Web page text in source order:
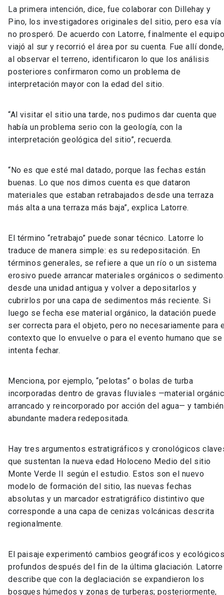
La primera intención, dice, fue colaborar con Dillehay y
Pino, los investigadores originales del sitio, pero esa vía
no prosperó. De acuerdo con Latorre, finalmente el
viajó al sur y recorrió el área por su cuenta. Fue allí donde,
al observar el terreno, identificaron lo que los análisis
posteriores confirmaron como un problema de
interpretación mayor con la edad del sitio.
“Al visitar el sitio una tarde, nos pudimos dar cuenta que
había un problema serio con la geología, con la
interpretación geológica del sitio”, recuerda.
“No es que esté mal datado, porque las fechas están
buenas. Lo que nos dimos cuenta es que dataron
materiales que estaban retrabajados desde una terraza
más alta a una terraza más baja”, explica Latorre.
El término “retrabajo” puede sonar técnico. Latorre lo
traduce de manera simple: es su redepositación. En
términos generales, se refiere a que un río o un sistema
erosivo puede arrancar materiales orgánicos o
desde una unidad antigua y volver a depositarlos y
cubrirlos por una capa de sedimentos más reciente. Si
luego se fecha ese material orgánico, la datación puede
ser correcta para el objeto, pero no necesariamente para
contexto que lo envuelve o para el evento humano que se
intenta fechar.
Menciona, por ejemplo, “pelotas” o bolas de turba
incorporadas dentro de gravas fluviales —material
arrancado y reincorporado por acción del agua— y también
abundante madera redepositada.
Hay tres argumentos estratigráficos y cronológicos
que sustentan la nueva edad Holoceno Medio del sitio
Monte Verde II según el estudio. Estos son el nuevo
modelo de formación del sitio, las nuevas fechas
absolutas y un marcador estratigráfico distintivo que
corresponde a una capa de cenizas volcánicas descrita
regionalmente.
El paisaje experimentó cambios geográficos y
profundos después del fin de la última glaciación. Latorre
describe que con la deglaciación se expandieron los
bosques húmedos y zonas de turberas; posteriormente,